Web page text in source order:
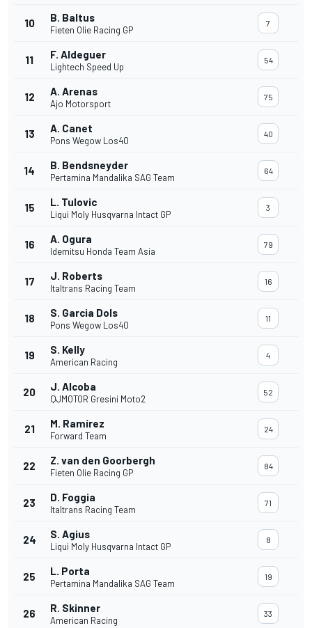
10 B. Baltus
Fieten Olie Racing GP
7
11 F. Aldeguer
Lightech Speed Up
54
12 A. Arenas
Ajo Motorsport
75
13 A. Canet
Pons Wegow Los40
40
14 B. Bendsneyder
Pertamina Mandalika SAG Team
64
15 L. Tulovic
Liqui Moly Husqvarna Intact GP
3
16 A. Ogura
Idemitsu Honda Team Asia
79
17 J. Roberts
Italtrans Racing Team
16
18 S. Garcia Dols
Pons Wegow Los40
11
19 S. Kelly
American Racing
4
20 J. Alcoba
QJMOTOR Gresini Moto2
52
21 M. Ramírez
Forward Team
24
22 Z. van den Goorbergh
Fieten Olie Racing GP
84
23 D. Foggia
Italtrans Racing Team
71
24 S. Agius
Liqui Moly Husqvarna Intact GP
8
25 L. Porta
Pertamina Mandalika SAG Team
19
26 R. Skinner
American Racing
33